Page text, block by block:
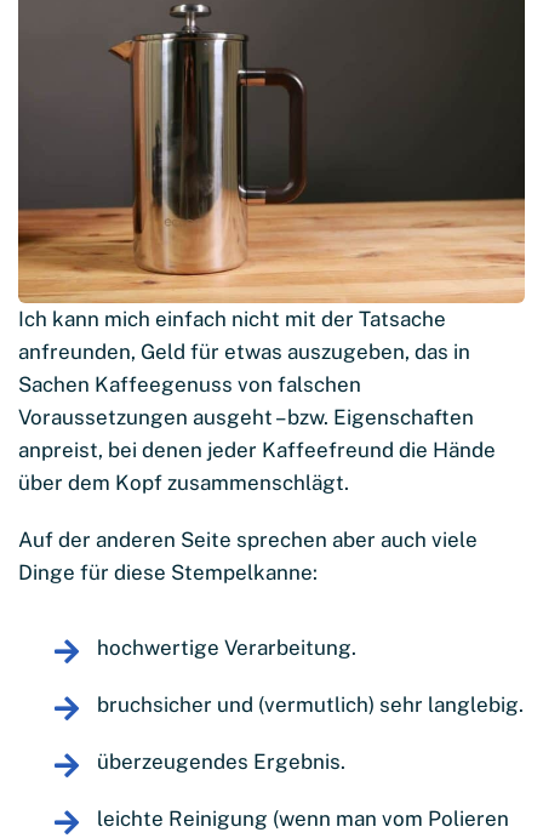
Ich kann mich einfach nicht mit der Tatsache
anfreunden, Geld für etwas auszugeben, das in
Sachen Kaffeegenuss von falschen
Voraussetzungen ausgeht – bzw. Eigenschaften
anpreist, bei denen jeder Kaffeefreund die Hände
über dem Kopf zusammenschlägt.
Auf der anderen Seite sprechen aber auch viele
Dinge für diese Stempelkanne:
hochwertige Verarbeitung.
bruchsicher und (vermutlich) sehr langlebig.
überzeugendes Ergebnis.
leichte Reinigung (wenn man vom Polieren